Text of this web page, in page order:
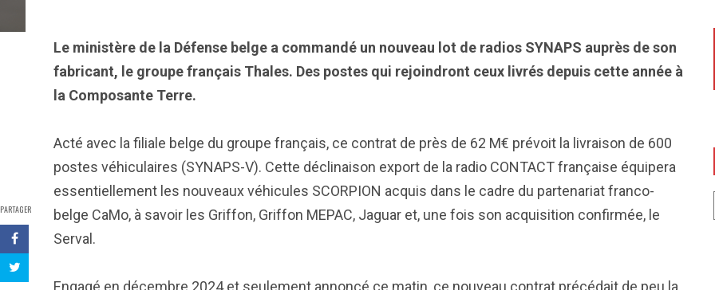
PARTAGER
Le ministère de la Défense belge a commandé un nouveau lot de radios SYNAPS auprès de son
fabricant, le groupe français Thales. Des postes qui rejoindront ceux livrés depuis cette année à
la Composante Terre.
Acté avec la filiale belge du groupe français, ce contrat de près de 62 M€ prévoit la livraison de 600
postes véhiculaires (SYNAPS-V). Cette déclinaison export de la radio CONTACT française équipera
essentiellement les nouveaux véhicules SCORPION acquis dans le cadre du partenariat franco-
belge CaMo, à savoir les Griffon, Griffon MEPAC, Jaguar et, une fois son acquisition confirmée, le
Serval.
Engagé en décembre 2024 et seulement annoncé ce matin, ce nouveau contrat précédait de peu la